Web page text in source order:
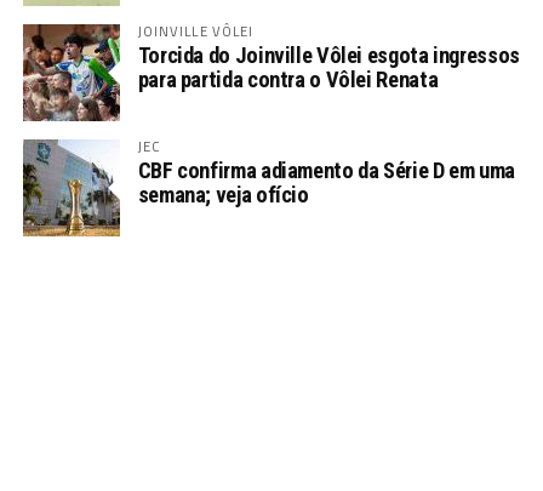
JOINVILLE VÔLEI
Torcida do Joinville Vôlei esgota ingressos
para partida contra o Vôlei Renata
JEC
CBF confirma adiamento da Série D em uma
semana; veja ofício